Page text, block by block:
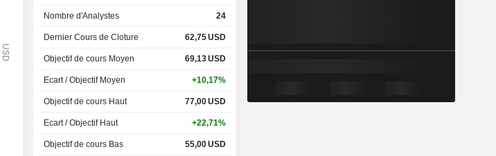
Nombre d'Analystes 24
Dernier Cours de Cloture 62,75USD
Objectif de cours Moyen 69,13USD
Ecart / Objectif Moyen +10,17%
Objectif de cours Haut 77,00USD
Ecart / Objectif Haut +22,71%
Objectif de cours Bas 55,00USD